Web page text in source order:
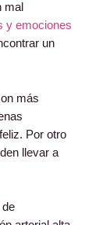
mal
y emociones
un
más
Por otro
llevar a
de